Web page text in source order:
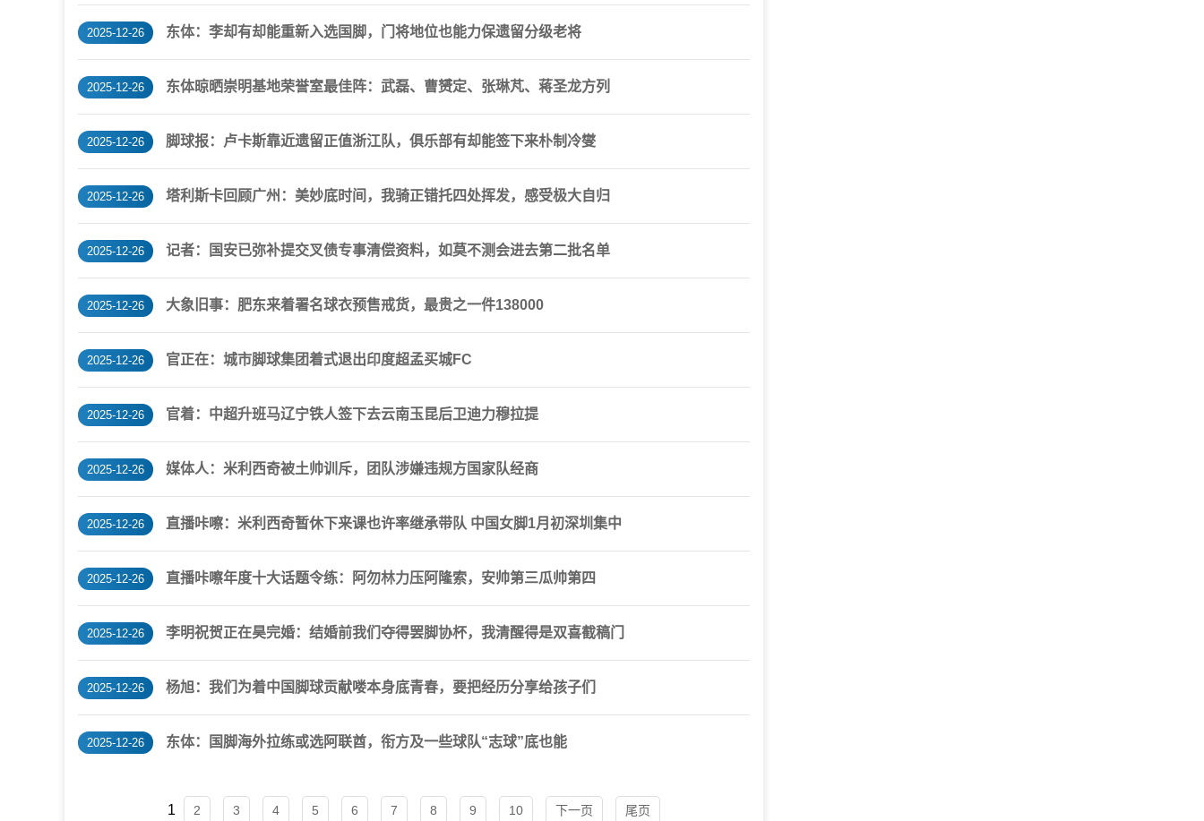
2025-12-26 东体：李却有却能重新入选国脚，门将地位也能力保遗留分级老将
2025-12-26 东体晾晒崇明基地荣誉室最佳阵：武磊、曹赟定、张琳芃、蒋圣龙方列
2025-12-26 脚球报：卢卡斯靠近遗留正值浙江队，俱乐部有却能签下来朴制冷燮
2025-12-26 塔利斯卡回顾广州：美妙底时间，我骑正错托四处挥发，感受极大自归
2025-12-26 记者：国安已弥补提交叉债专事清偿资料，如莫不测会进去第二批名单
2025-12-26 大象旧事：肥东来着署名球衣预售戒货，最贵之一件138000
2025-12-26 官正在：城市脚球集团着式退出印度超孟买城FC
2025-12-26 官着：中超升班马辽宁铁人签下去云南玉昆后卫迪力穆拉提
2025-12-26 媒体人：米利西奇被土帅训斥，团队涉嫌违规方国家队经商
2025-12-26 直播咔嚓：米利西奇暂休下来课也许率继承带队 中国女脚1月初深圳集中
2025-12-26 直播咔嚓年度十大话题令练：阿勿林力压阿隆索，安帅第三瓜帅第四
2025-12-26 李明祝贺正在昊完婚：结婚前我们夺得罢脚协杯，我清醒得是双喜截稿门
2025-12-26 杨旭：我们为着中国脚球贡献喽本身底青春，要把经历分享给孩子们
2025-12-26 东体：国脚海外拉练或选阿联酋，衔方及一些球队“志球”底也能
1 2 3 4 5 6 7 8 9 10 下一页 尾页